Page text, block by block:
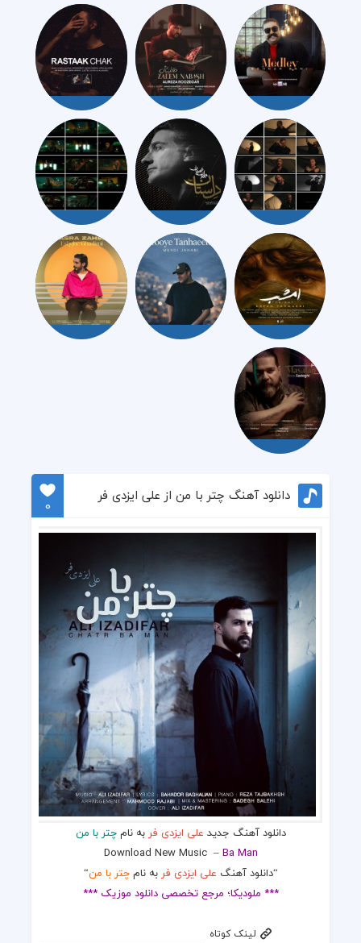
دانلود آهنگ چتر با من از علی ایزدی فر
0
دانلود آهنگ جدید علی ایزدی فر به نامچتر با من
Download New Music –Ba Man
“دانلود آهنگ علی ایزدی فر به نامچتر با من“
*** ملودیکا؛ مرجع تخصصی دانلود موزیک ***
لینک کوتاه